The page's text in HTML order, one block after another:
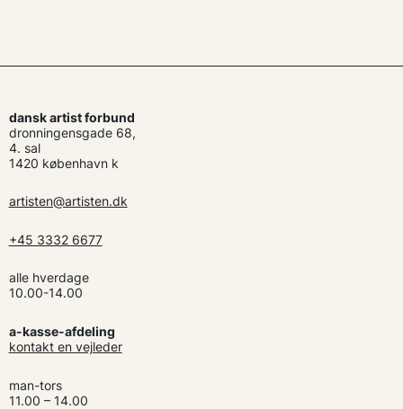
dansk artist forbund
dronningensgade 68,
4. sal
1420 københavn k
artisten@artisten.dk
+45 3332 6677
alle hverdage
10.00-14.00
a-kasse-afdeling
kontakt en vejleder
man-tors
11.00 – 14.00